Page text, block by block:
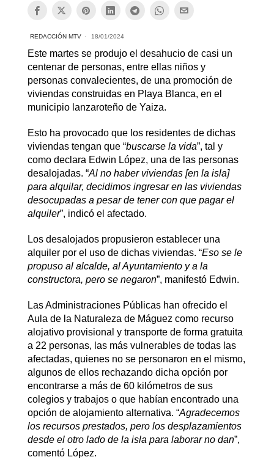
REDACCIÓN MTV 18/01/2024
Este martes se produjo el desahucio de casi un
centenar de personas, entre ellas niños y
personas convalecientes, de una promoción de
viviendas construidas en Playa Blanca, en el
municipio lanzaroteño de Yaiza.
Esto ha provocado que los residentes de dichas
viviendas tengan que “buscarse la vida”, tal y
como declara Edwin López, una de las personas
desalojadas. “Al no haber viviendas [en la isla]
para alquilar, decidimos ingresar en las viviendas
desocupadas a pesar de tener con que pagar el
alquiler”, indicó el afectado.
Los desalojados propusieron establecer una
alquiler por el uso de dichas viviendas. “Eso se le
propuso al alcalde, al Ayuntamiento y a la
constructora, pero se negaron”, manifestó Edwin.
Las Administraciones Públicas han ofrecido el
Aula de la Naturaleza de Máguez como recurso
alojativo provisional y transporte de forma gratuita
a 22 personas, las más vulnerables de todas las
afectadas, quienes no se personaron en el mismo,
algunos de ellos rechazando dicha opción por
encontrarse a más de 60 kilómetros de sus
colegios y trabajos o que habían encontrado una
opción de alojamiento alternativa. “Agradecemos
los recursos prestados, pero los desplazamientos
desde el otro lado de la isla para laborar no dan”,
comentó López.